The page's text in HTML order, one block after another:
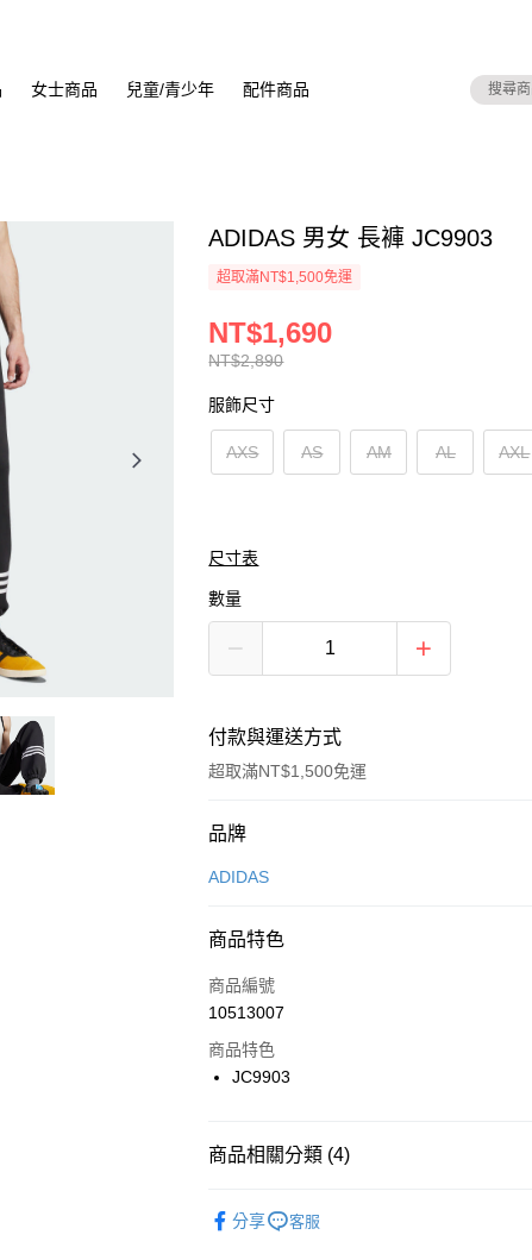
女士商品 兒童/青少年 配件商品
ADIDAS 男女 長褲 JC9903
超取滿NT$1,500免運
NT$2,890
NT$1,690
服飾尺寸
AXS AS AM AL AXL
尺寸表
數量
付款與運送方式
超取滿NT$1,500免運
付款方式
信用卡一次付款
合作金庫商業銀行
華南商業銀行
上海商業儲蓄銀行
國泰世華商業銀行
聯邦商業銀行
台新國際商業銀行
LINE Pay
Apple Pay
【關於「AFTEE先享後付」】
品牌
ADIDAS
商品特色
商品編號
10513007
商品特色
JC9903
商品相關分類 (4)
分享 客服